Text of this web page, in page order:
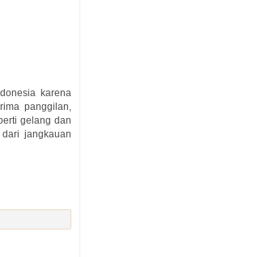
karena
panggilan,
gelang dan
jangkauan